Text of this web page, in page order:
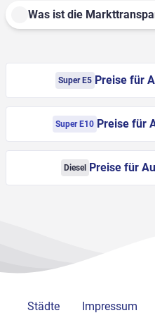
Was ist die
Super E5 Preise für
Super E10 Preise für
Diesel Preise für
Städte Impressum